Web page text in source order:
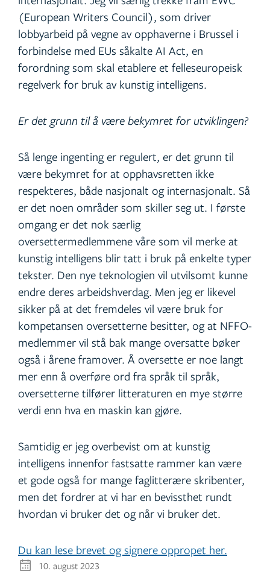
10. august 2023
(European Writers Council), som driver
lobbyarbeid på vegne av opphaverne i Brussel i
forbindelse med EUs såkalte AI Act, en
forordning som skal etablere et felleseuropeisk
regelverk for bruk av kunstig intelligens.
Er det grunn til å være bekymret for utviklingen?
Så lenge ingenting er regulert, er det grunn til
være bekymret for at opphavsretten ikke
respekteres, både nasjonalt og internasjonalt. Så
er det noen områder som skiller seg ut. I første
omgang er det nok særlig
oversettermedlemmene våre som vil merke at
kunstig intelligens blir tatt i bruk på enkelte typer
tekster. Den nye teknologien vil utvilsomt kunne
endre deres arbeidshverdag. Men jeg er likevel
sikker på at det fremdeles vil være bruk for
kompetansen oversetterne besitter, og at NFFO-
medlemmer vil stå bak mange oversatte bøker
også i årene framover. Å oversette er noe langt
mer enn å overføre ord fra språk til språk,
oversetterne tilfører litteraturen en mye større
verdi enn hva en maskin kan gjøre.
Samtidig er jeg overbevist om at kunstig
intelligens innenfor fastsatte rammer kan være
et gode også for mange faglitterære skribenter,
men det fordrer at vi har en bevissthet rundt
hvordan vi bruker det og når vi bruker det.
Du kan lese brevet og signere oppropet her.